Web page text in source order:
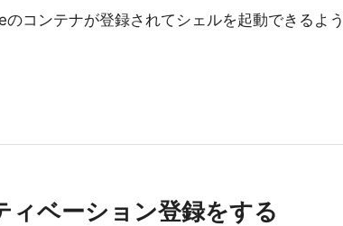
コンテナが登録されてシェルを起動できるよ
ベーション登録をする